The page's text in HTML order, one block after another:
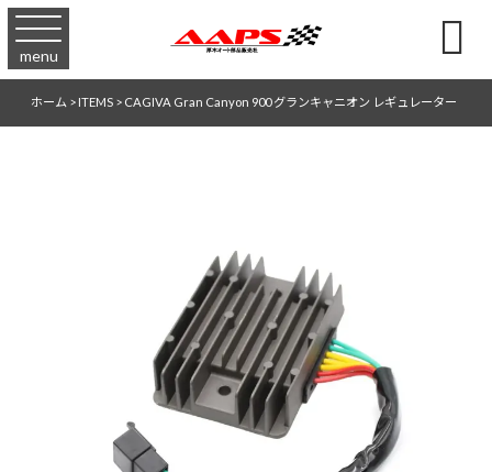
menu 
ホーム>ITEMS>CAGIVA Gran Canyon 900 グランキャニオン レギュレーター